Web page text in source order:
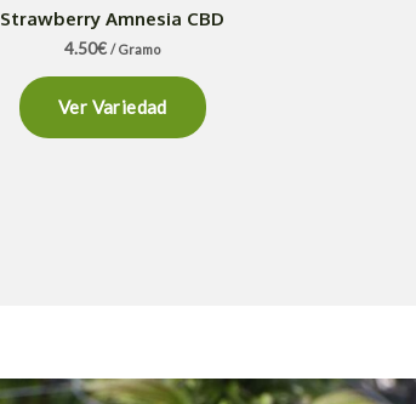
Strawberry Amnesia CBD
4.50€ / Gramo
Ver Variedad